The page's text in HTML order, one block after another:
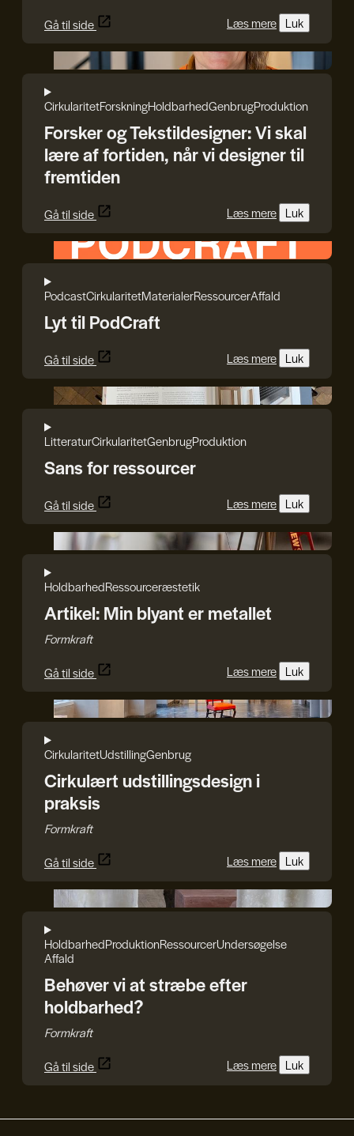
Gå til side
Læs mere Luk
Rasmus Blicher
CirkularitetForskningHoldbarhedGenbrugProduktion
Forsker og Tekstildesigner: Vi skal
lære af fortiden, når vi designer til
fremtiden
Gå til side Læs mere Luk
HEPHAESTUS
PodcastCirkularitetMaterialerRessourcerAffald
Lyt til PodCraft
Gå til side Læs mere Luk
Reshape Waste
LitteraturCirkularitetGenbrugProduktion
Sans for ressourcer
Gå til side Læs mere Luk
Karl Ejnar Nybo
HoldbarhedRessourceræstetik
Artikel: Min blyant er metallet
Formkraft
Gå til side
Læs mere Luk
Andrea Sonne/Designmuseum Danmark
CirkularitetUdstillingGenbrug
Cirkulært udstillingsdesign i
praksis
Formkraft
Gå til side
Læs mere Luk
Natural Material Studio
HoldbarhedProduktionRessourcerUndersøgelse
Affald
Behøver vi at stræbe efter
holdbarhed?
Formkraft
Gå til side
Læs mere Luk